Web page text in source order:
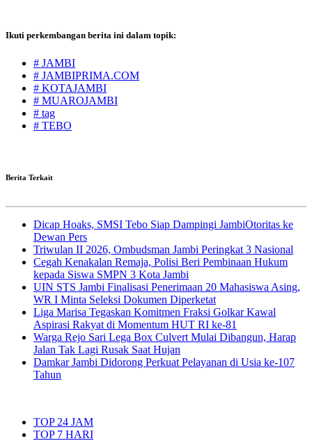
Ikuti perkembangan berita ini dalam topik:
# JAMBI
# JAMBIPRIMA.COM
# KOTAJAMBI
# MUAROJAMBI
# tag
# TEBO
Berita Terkait
Dicap Hoaks, SMSI Tebo Siap Dampingi JambiOtoritas ke
Dewan Pers
Triwulan II 2026, Ombudsman Jambi Peringkat 3 Nasional
Cegah Kenakalan Remaja, Polisi Beri Pembinaan Hukum
kepada Siswa SMPN 3 Kota Jambi
UIN STS Jambi Finalisasi Penerimaan 20 Mahasiswa Asing,
WR I Minta Seleksi Dokumen Diperketat
Liga Marisa Tegaskan Komitmen Fraksi Golkar Kawal
Aspirasi Rakyat di Momentum HUT RI ke-81
Warga Rejo Sari Lega Box Culvert Mulai Dibangun, Harap
Jalan Tak Lagi Rusak Saat Hujan
Damkar Jambi Didorong Perkuat Pelayanan di Usia ke-107
Tahun
TOP 24 JAM
TOP 7 HARI